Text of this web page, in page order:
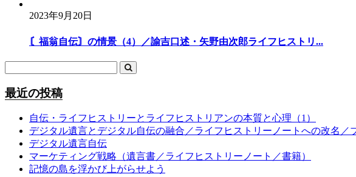
2023年9月20日
〘福翁自伝〙の情景（4）／諭吉口述・矢野由次郎ライフヒストリ...
最近の投稿
自伝・ライフヒストリーとライフヒストリアンの本質と心理（1）
デジタル遺言とデジタル自伝の融合／ライフヒストリーノートへの改名／
デジタル遺言自伝
マーケティング戦略（遺言書／ライフヒストリーノート／書籍）
記憶の島を浮かび上がらせよう